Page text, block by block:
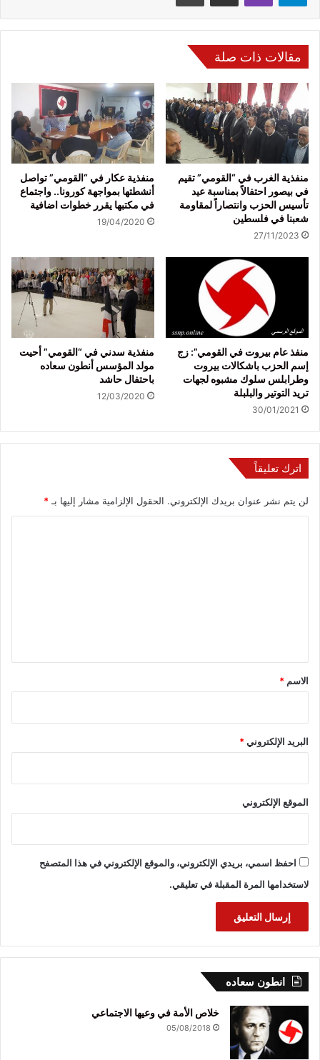
مقالات ذات صلة
منفذية الغرب في “القومي” تقيم
في بيصور احتفالاً بمناسبة عيد
تأسيس الحزب وانتصاراً لمقاومة
شعبنا في فلسطين
27/11/2023
منفذية عكار في “القومي” تواصل
أنشطتها بمواجهة كورونا.. واجتماع
في مكتبها يقرر خطوات اضافية
19/04/2020
منفذ عام بيروت في القومي”: زج
إسم الحزب باشكالات بيروت
وطرابلس سلوك مشبوه لجهات
تريد التوتير والبلبلة
30/01/2021
منفذية سدني في “القومي” أحيت
مولد المؤسس أنطون سعاده
باحتفال حاشد
12/03/2020
اترك تعليقاً
لن يتم نشر عنوان بريدك الإلكتروني. الحقول الإلزامية مشار إليها بـ *
*
الاسم *
البريد الإلكتروني*
الموقع الإلكتروني
احفظ اسمي، بريدي الإلكتروني، والموقع الإلكتروني في هذا المتصفح
لاستخدامها المرة المقبلة في تعليقي.
انطون سعاده
خلاص الأمة في وعيها الاجتماعي
05/08/2018